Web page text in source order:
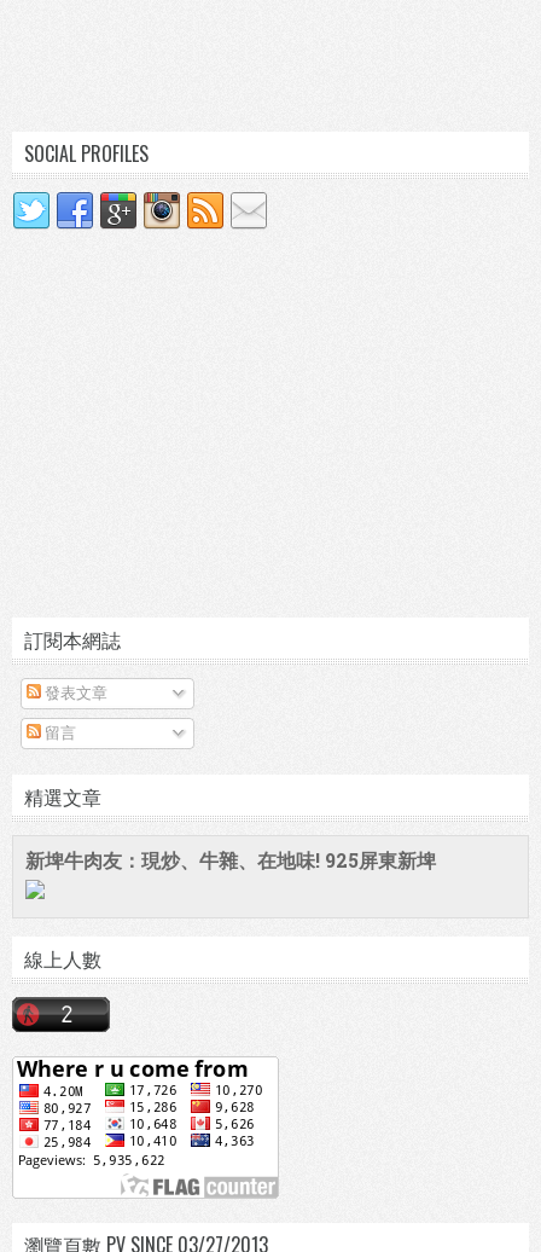
SOCIAL PROFILES
訂閱本網誌
發表文章
留言
精選文章
新埤牛肉友：現炒、牛雜、在地味! 925屏東新埤
線上人數
瀏覽頁數 PV SINCE 03/27/2013